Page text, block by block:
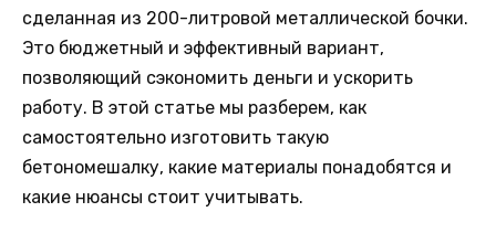
сделанная из 200-литровой металлической бочки.
Это бюджетный и эффективный вариант,
позволяющий сэкономить деньги и ускорить
работу. В этой статье мы разберем, как
самостоятельно изготовить такую
бетономешалку, какие материалы понадобятся и
какие нюансы стоит учитывать.